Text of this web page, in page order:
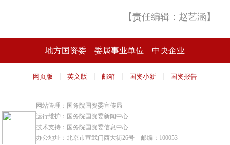
【责任编辑：赵艺涵】
地方国资委 委属事业单位 中央企业
网页版 | 英文版 | 邮箱 | 国资小新 | 国资报告
网站管理：国务院国资委宣传局
运行维护：国务院国资委新闻中心
技术支持：国务院国资委信息中心
办公地址：北京市宣武门西大街26号 邮编：100053